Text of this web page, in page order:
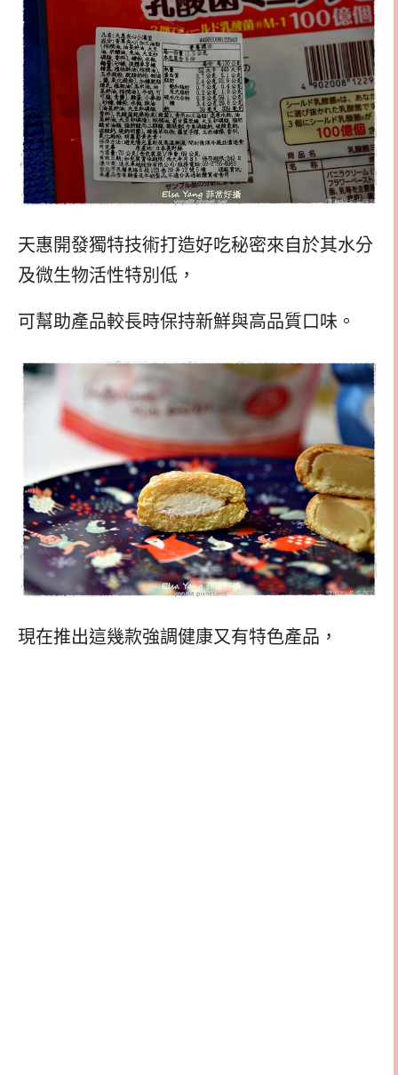
天惠開發獨特技術打造好吃秘密來自於其水分
及微生物活性特別低，
可幫助產品較長時保持新鮮與高品質口味。
現在推出這幾款強調健康又有特色產品，